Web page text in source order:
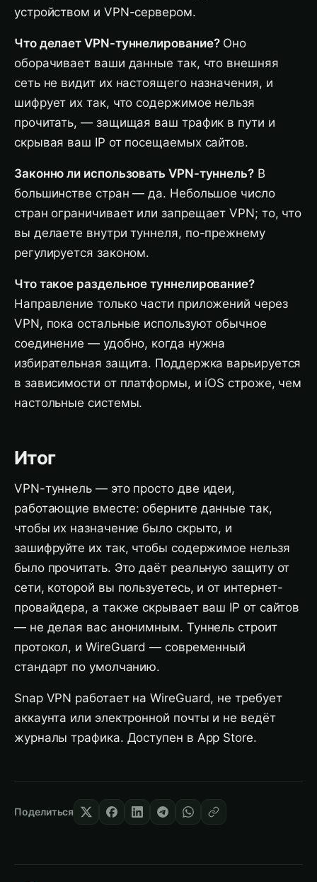
устройством и VPN-сервером.
Что делает VPN-туннелирование?Оно
оборачивает ваши данные так, что внешняя
сеть не видит их настоящего назначения, и
шифрует их так, что содержимое нельзя
прочитать, — защищая ваш трафик в пути и
скрывая ваш IP от посещаемых сайтов.
Законно ли использовать VPN-туннель?В
большинстве стран — да. Небольшое число
стран ограничивает или запрещает VPN; то, что
вы делаете внутри туннеля, по-прежнему
регулируется законом.
Что такое раздельное туннелирование?
Направление только части приложений через
VPN, пока остальные используют обычное
соединение — удобно, когда нужна
избирательная защита. Поддержка варьируется
в зависимости от платформы, и iOS строже, чем
настольные системы.
Итог
VPN-туннель — это просто две идеи,
работающие вместе: оберните данные так,
чтобы их назначение было скрыто, и
зашифруйте их так, чтобы содержимое нельзя
было прочитать. Это даёт реальную защиту от
сети, которой вы пользуетесь, и от интернет-
провайдера, а также скрывает ваш IP от сайтов
— не делая вас анонимным. Туннель строит
протокол, и WireGuard — современный
стандарт по умолчанию.
Snap VPN работает на WireGuard, не требует
аккаунта или электронной почты и не ведёт
журналы трафика. Доступен в App Store.
Поделиться